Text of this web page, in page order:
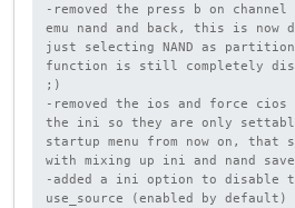
-removed the press b on
emu nand and back, this is now
just selecting NAND as
function is still completely
;)
-removed the ios and force cios
the ini so they are only
startup menu from now on, that
with mixing up ini and nand
-added a ini option to disable
use_source (enabled by default)